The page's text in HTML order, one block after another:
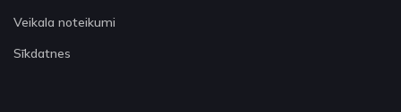
Veikala noteikumi
Sīkdatnes